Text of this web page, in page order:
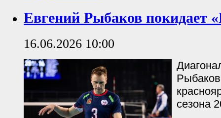
Евгений Рыбаков покидает
16.06.2026 10:00
сезона